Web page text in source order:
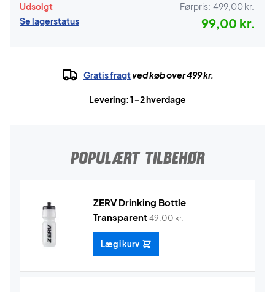
Udsolgt
Se lagerstatus
Førpris: 499,00 kr.
99,00 kr.
Gratis fragtved køb over 499 kr.
Levering: 1-2 hverdage
POPULÆRT TILBEHØR
ZERV Drinking Bottle
Transparent49,00 kr.
Læg i kurv